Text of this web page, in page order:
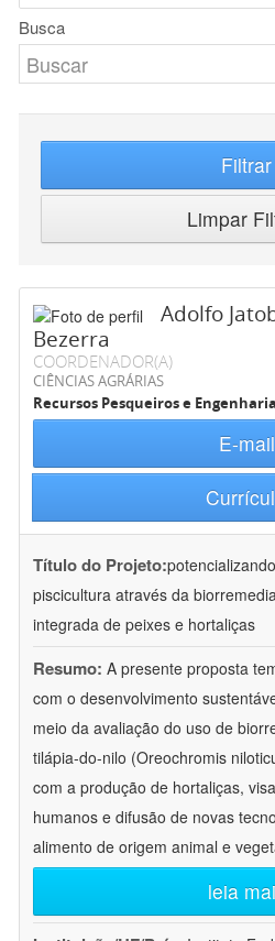
Busca
Filtrar
Limpar
Adolfo
Bezerra
COORDENADOR(A)
CIÊNCIAS AGRÁRIAS
Recursos Pesqueiros e
E-mail
Título do Projeto:
piscicultura através da
integrada de peixes e hortaliças
Resumo: A presente proposta
com o desenvolvimento
meio da avaliação do uso de
tilápia-do-nilo (Oreochromis
com a produção de hortaliças,
humanos e difusão de novas
alimento de origem animal e
leia